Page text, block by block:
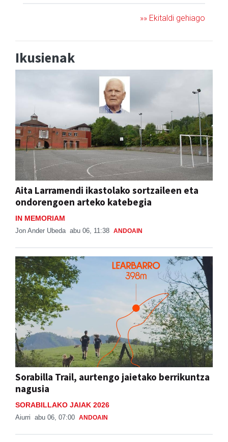
»» Ekitaldi gehiago
Ikusienak
Aita Larramendi ikastolako sortzaileen eta
ondorengoen arteko katebegia
IN MEMORIAM
Jon Ander Ubeda abu 06, 11:38 ANDOAIN
Sorabilla Trail, aurtengo jaietako berrikuntza
nagusia
SORABILLAKO JAIAK 2026
Aiurri abu 06, 07:00 ANDOAIN